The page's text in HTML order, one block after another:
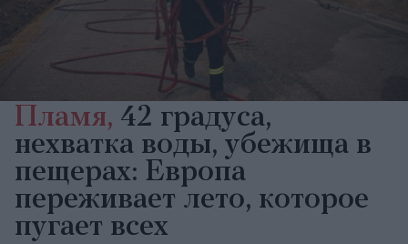
Пламя, 42 градуса,
нехватка воды, убежища в
пещерах: Европа
переживает лето, которое
пугает всех